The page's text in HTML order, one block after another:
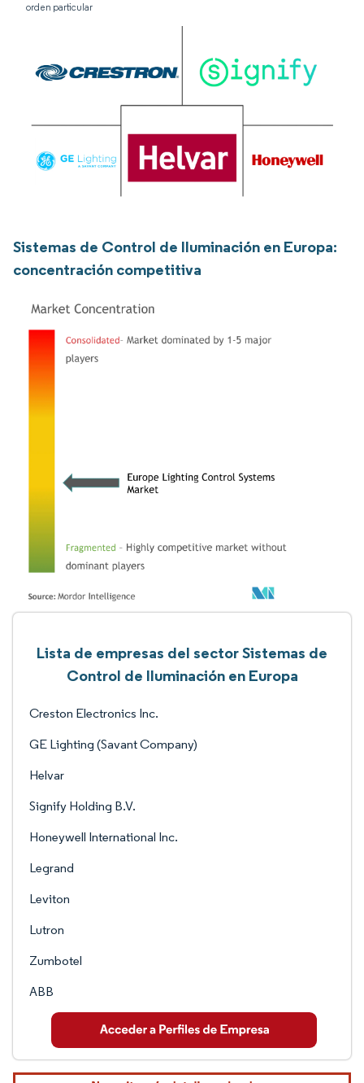
orden particular
Sistemas de Control de Iluminación en Europa:
concentración competitiva
Lista de empresas del sector Sistemas de
Control de Iluminación en Europa
Creston Electronics Inc.
GE Lighting (Savant Company)
Helvar
Signify Holding B.V.
Honeywell International Inc.
Legrand
Leviton
Lutron
Zumbotel
ABB